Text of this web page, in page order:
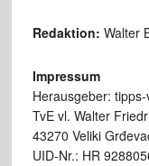
Redaktion: Walter
Impressum
Herausgeber:
TvE vl. Walter
43270 Veliki
UID-Nr.: HR